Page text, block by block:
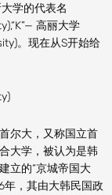
学的代表名
高丽大学
。现在从S开始给
尔大，又称国立首
大学，被认为是韩
立的“京城帝国大
年，其由大韩民国政